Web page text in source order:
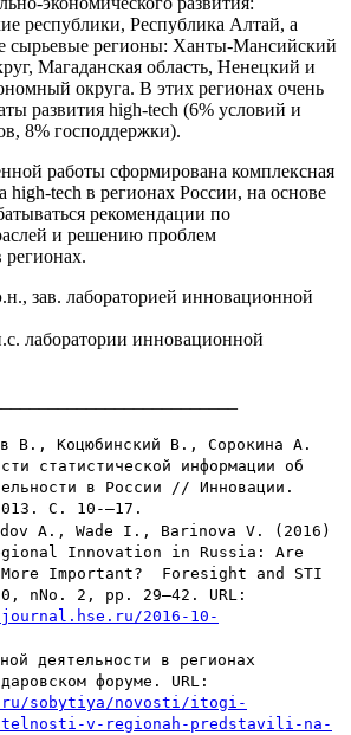
республики, Республика Алтай, а
сырьевые регионы: Ханты-Мансийский
Магаданская область, Ненецкий и
округа. В этих регионах очень
развития high-tech (6% условий и
8% господдержки).
работы сформирована комплексная
high-tech в регионах России, на основе
рекомендации по
и решению проблем
зав. лабораторией инновационной
лаборатории инновационной
В., Коцюбинский В., Сорокина А.
статистической информации об
в России // Инновации.
С. 10-–17.
A., Wade I., Barinova V. (2016)
Innovation in Russia: Are
Important? Foresight and STI
nNo. 2, pp. 29–42. URL:
2016-10-
деятельности в регионах
форуме. URL:
sobytiya/novosti/itogi-
v-regionah-predstavili-na-